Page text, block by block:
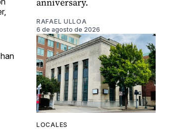
RAFAEL ULLOA
6 de agosto de 2026
LOCALES